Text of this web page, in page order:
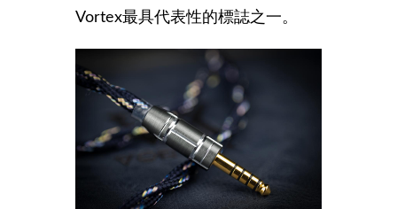
Vortex最具代表性的標誌之一。